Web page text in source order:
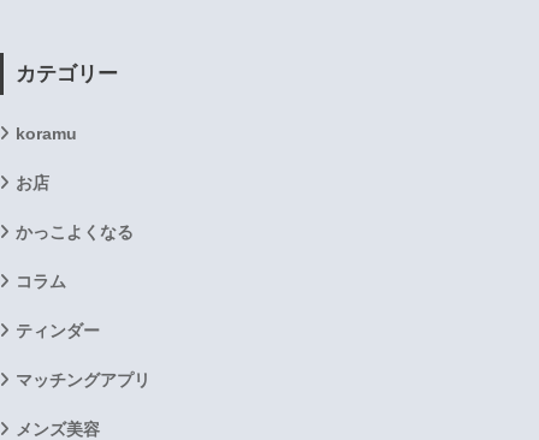
カテゴリー
koramu
お店
かっこよくなる
コラム
ティンダー
マッチングアプリ
メンズ美容